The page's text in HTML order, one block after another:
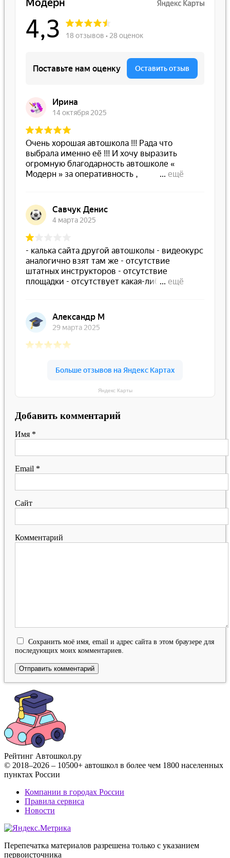
Яндекс Карты
Добавить комментарий
Имя *
Email *
Сайт
Комментарий
Сохранить моё имя, email и адрес сайта в этом браузере для
последующих моих комментариев.
Рейтинг Автошкол.ру
© 2018–2026 – 10500+ автошкол в более чем 1800 населенных
пунктах России
Компании в городах России
Правила сервиса
Новости
Перепечатка материалов разрешена только с указанием
первоисточника